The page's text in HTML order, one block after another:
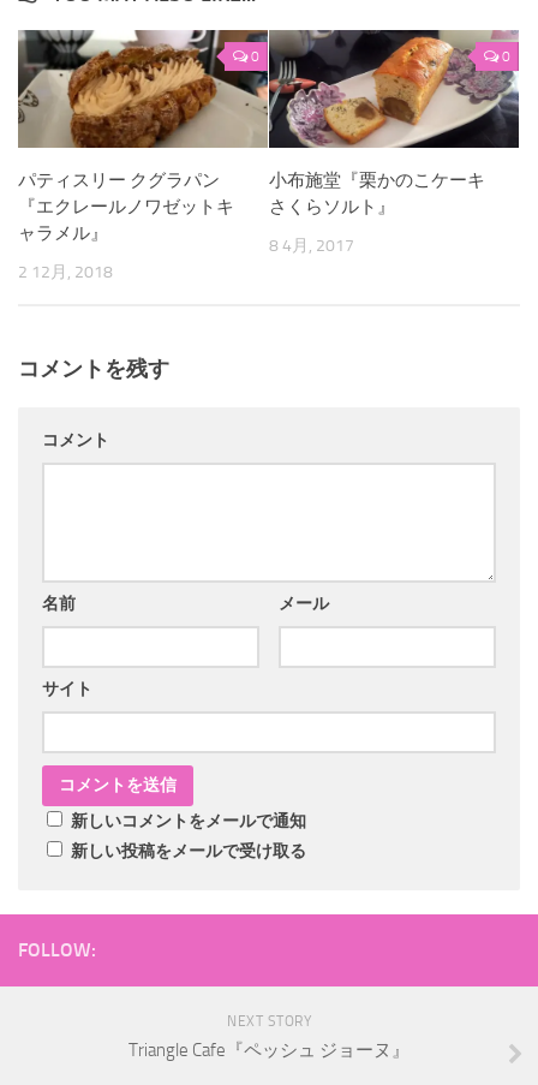
0
パティスリー クグラパン
『エクレールノワゼットキ
ャラメル』
2 12月, 2018
0
小布施堂『栗かのこケーキ
さくらソルト』
8 4月, 2017
コメントを残す
コメント
名前 メール
サイト
新しいコメントをメールで通知
新しい投稿をメールで受け取る
FOLLOW:
NEXT STORY
Triangle Cafe『ペッシュ ジョーヌ』